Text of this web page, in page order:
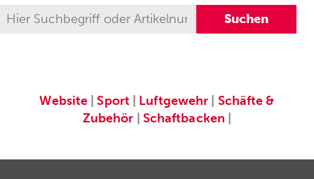
Website |Sport| Luftgewehr
Schäfte &
Zubehör
Schaftbacken